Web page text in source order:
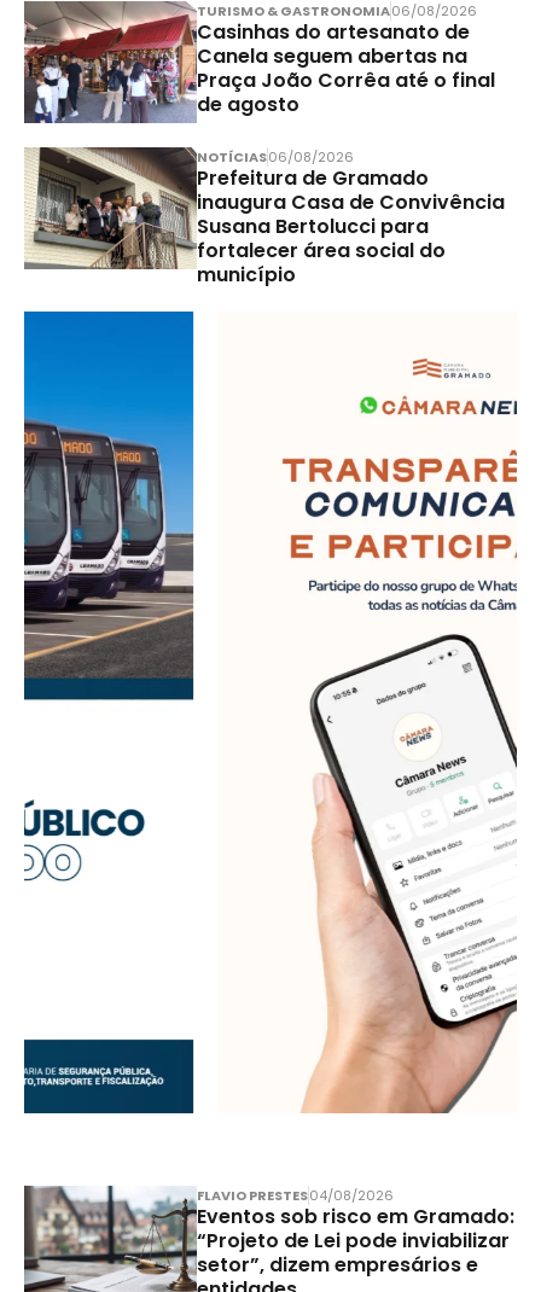
TURISMO & GASTRONOMIA06/08/2026
Casinhas do artesanato de
Canela seguem abertas na
Praça João Corrêa até o final
de agosto
NOTÍCIAS06/08/2026
Prefeitura de Gramado
inaugura Casa de Convivência
Susana Bertolucci para
fortalecer área social do
município
FLAVIO PRESTES04/08/2026
Eventos sob risco em Gramado:
“Projeto de Lei pode inviabilizar
setor”, dizem empresários e